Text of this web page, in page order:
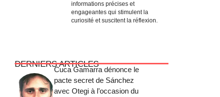
informations précises et
engageantes qui stimulent la
curiosité et suscitent la réflexion.
DERNIERS ARTICLES
Cuca Gamarra dénonce le
pacte secret de Sánchez
avec Otegi à l’occasion du